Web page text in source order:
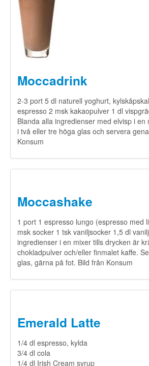
Moccadrink
2-3 port 5 dl naturell yoghurt,
espresso 2 msk kakaopulver 1 dl
Blanda alla ingredienser med elvisp i en
i två eller tre höga glas och servera
Konsum
Moccashake
1 port 1 espresso lungo (espresso med
msk socker 1 tsk vaniljsocker 1,5 dl
ingredienser i en mixer tills drycken är
chokladpulver och/eller finmalet kaffe.
glas, gärna på fot. Bild från Konsum
Emerald Latte
1/4 dl espresso, kylda
3/4 dl cola
1/4 dl Irish Cream syrup